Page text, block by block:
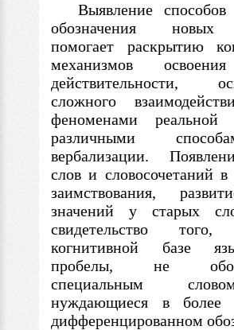
Выявление способов
обозначения новых
помогает раскрытию
механизмов
действительности,
сложного
феноменами
различными
вербализации.
слов и словосочетанийв
заимствования,
значений у старых
свидетельство
когнитивной базе
пробелы, не
специальным
нуждающиеся в
дифференцированном